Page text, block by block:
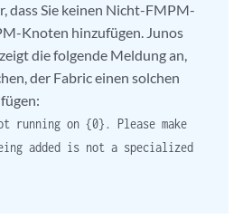
dass Sie keinen Nicht-FMPM-
Knoten hinzufügen. Junos
die folgende Meldung an,
der Fabric einen solchen
running on {0}. Please make
added is not a specialized